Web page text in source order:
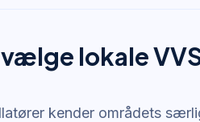
lokale
kender områdets